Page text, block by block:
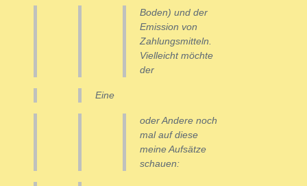
Boden) und der
Emission von
Zahlungsmitteln.
Vielleicht möchte
der
Eine
oder Andere noch
mal auf diese
meine Aufsätze
schauen: